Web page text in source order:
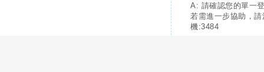
A: 請確認您的單一
若需進一步協助，
機:3484